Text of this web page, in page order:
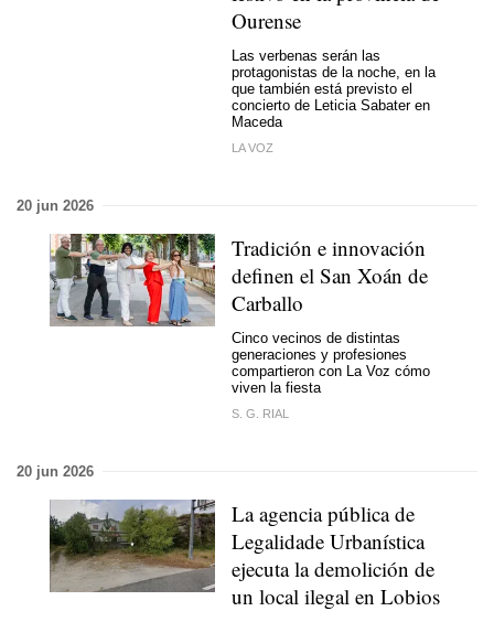
Ourense
Las verbenas serán las
protagonistas de la noche, en la
que también está previsto el
concierto de Leticia Sabater en
Maceda
LA VOZ
20 jun 2026
Tradición e innovación
definen el San Xoán de
Carballo
Cinco vecinos de distintas
generaciones y profesiones
compartieron con La Voz cómo
viven la fiesta
S. G. RIAL
20 jun 2026
La agencia pública de
Legalidade Urbanística
ejecuta la demolición de
un local ilegal en Lobios